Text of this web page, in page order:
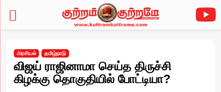
to
content
அரசியல் தமிழ்நாடு
விஜய் ராஜினாமா செய்த திருச்சி
கிழக்கு தொகுதியில் போட்டியா?